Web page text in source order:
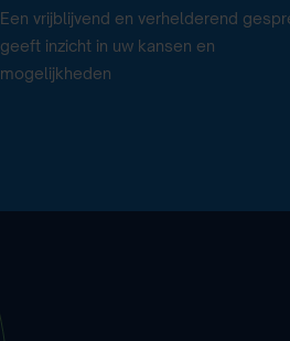
Een vrijblijvend en verhelderend
geeft inzicht in uw kansen en
mogelijkheden